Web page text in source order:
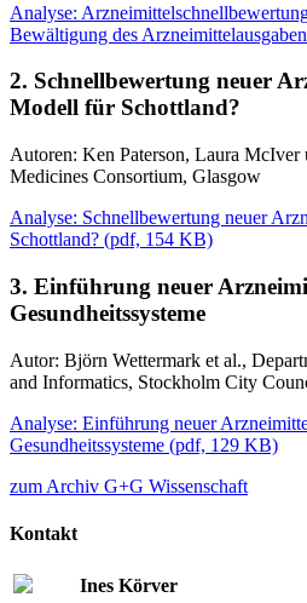
Analyse:
Bewältigung des
2. Schnellbewertung neuer
Modell für Schottland?
Autoren: Ken Paterson, Laura
Medicines Consortium, Glasgow
Analyse: Schnellbewertung neuer
Schottland? (pdf, 154 KB)
3. Einführung neuer
Gesundheitssysteme
Autor: Björn Wettermark et al.,
and Informatics, Stockholm City
Analyse: Einführung neuer
Gesundheitssysteme (pdf, 129 KB)
zum Archiv G+G Wissenschaft
Kontakt
Ines Körver